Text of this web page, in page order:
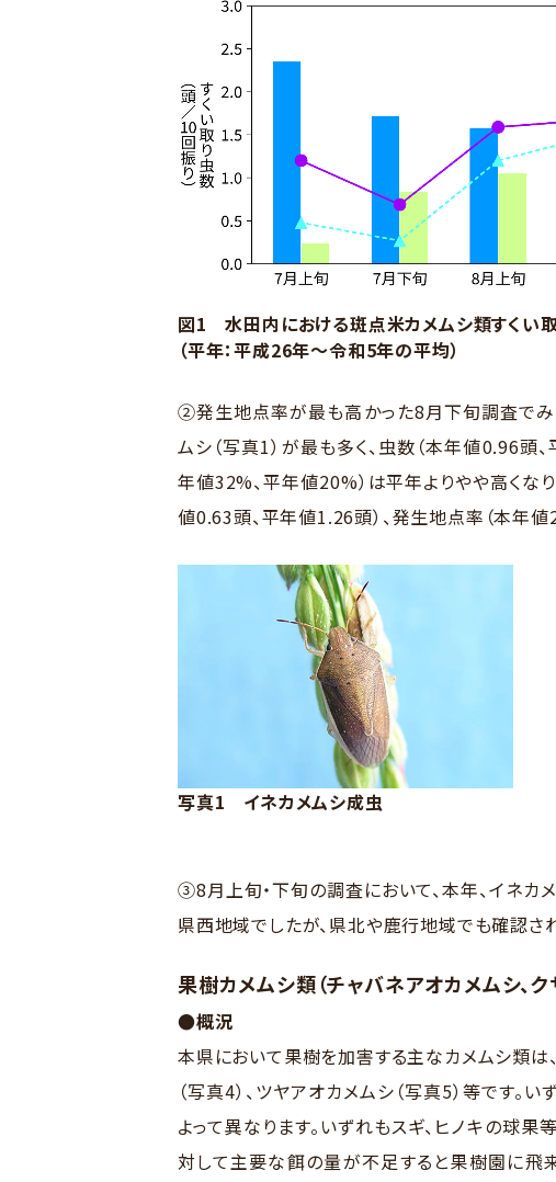
図1 水田内における斑点米カメムシ類すくい
（平年：平成26年～令和5年の平均）
②発生地点率が最も高かった8月下旬調査でみ
ムシ（写真1）が最も多く、虫数（本年値0.96頭
年値32%、平年値20%）は平年よりやや高くな
値0.63頭、平年値1.26頭）、発生地点率（本年
写真1 イネカメムシ成虫
③8月上旬・下旬の調査において、本年、イネカ
県西地域でしたが、県北や鹿行地域でも確認さ
果樹カメムシ類（チャバネアオカメムシ、
●概況
本県において果樹を加害する主なカメムシ類は
（写真4）、ツヤアオカメムシ（写真5）等です
よって異なります。いずれもスギ、ヒノキの球
対して主要な餌の量が不足すると果樹園に飛